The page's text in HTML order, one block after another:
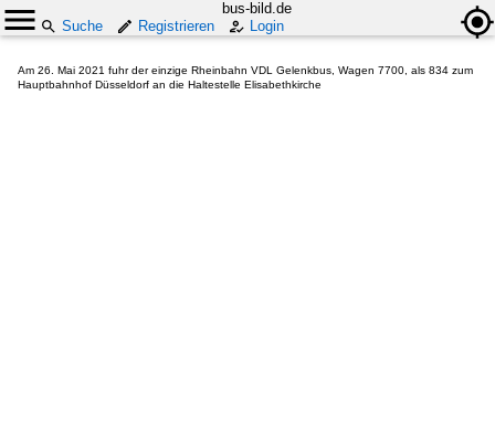
bus-bild.de
Suche
Registrieren Login
Am 26. Mai 2021 fuhr der einzige Rheinbahn VDL Gelenkbus, Wagen 7700, als 834 zum
Hauptbahnhof Düsseldorf an die Haltestelle Elisabethkirche